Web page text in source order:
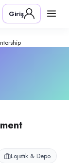
İŞKUR Özel
Giriş
Lojistik & Depo